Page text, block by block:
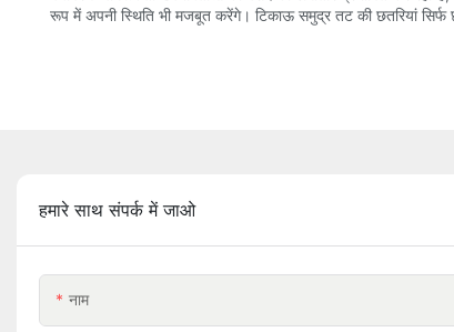
रूप में अपनी स्थिति भी मजबूत करेंगे। टिकाऊ समुद्र तट की छतरियां सिर्फ
हमारे साथ संपर्क में जाओ
नाम